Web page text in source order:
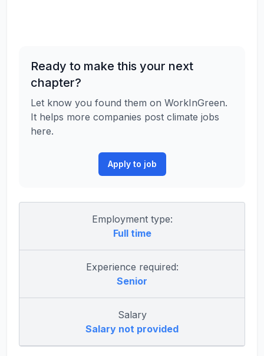
Ready to make this your next
chapter?
Let know you found them on WorkInGreen.
It helps more companies post climate jobs
here.
Apply to job
Employment type:
Full time
Experience required:
Senior
Salary
Salary not provided